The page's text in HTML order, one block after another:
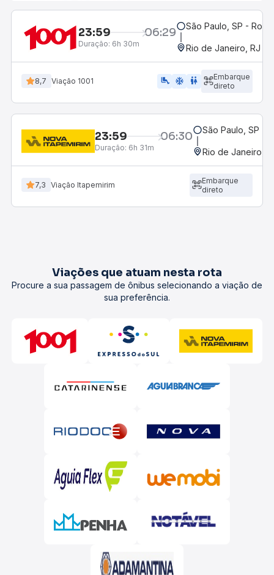
23:59 06:29
Duração: 6h 30m
São Paulo, SP -
Rio de Janeiro, RJ -
8,7 Viação 1001 airline_seat_legroom_extra ac_unit WC
Embarque
direto
23:59 06:30
Duração: 6h 31m
São Paulo, SP -
Rio de Janeiro,
7,3 Viação Itapemirim
Embarque
direto
Viações que atuam nesta rota
Procure a sua passagem de ônibus selecionando a viação de
sua preferência.